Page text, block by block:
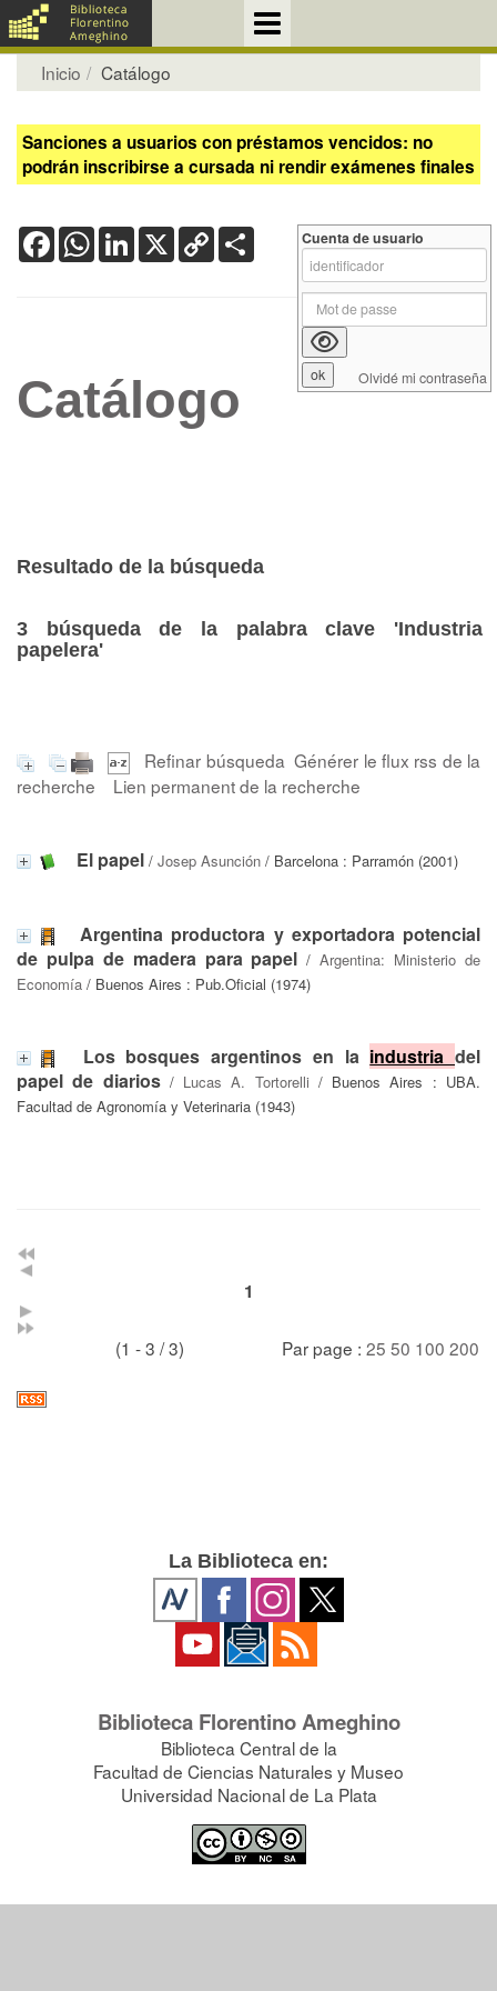
Inicio Catálogo
Sanciones a usuarios con préstamos vencidos: no
podrán inscribirse a cursada ni rendir exámenes finales
FacebookWhatsApp
LinkedIn
X Copy
Link
Catálogo
Resultado de la búsqueda
3 búsqueda de la palabra clave 'Industria
papelera'
Refinar búsqueda Générer le flux rss de la
recherche
Lien permanent de la recherche
El papel / Josep Asunción / Barcelona : Parramón (2001)
Argentina productora y exportadora potencial
de pulpa de madera para papel /Argentina: Ministerio de
Economía / Buenos Aires : Pub.Oficial (1974)
Los bosques argentinos en la industriadel
papel de diarios/ Lucas A. Tortorelli / Buenos Aires : UBA.
Facultad de Agronomía y Veterinaria (1943)
1
(1 - 3 / 3) Par page : 25 50 100 200
Cuenta de usuario
Olvidé mi contraseña
La Biblioteca en:
Biblioteca Florentino Ameghino
Biblioteca Central de la
Facultad de Ciencias Naturales y Museo
Universidad Nacional de La Plata